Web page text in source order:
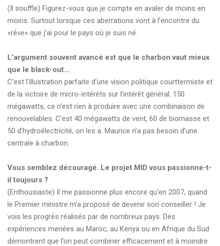
(Il souffle) Figurez-vous que je compte en avaler de moins en
moins. Surtout lorsque ces aberrations vont à l’encontre du
«rêve» que j’ai pour le pays où je suis né.
L’argument souvent avancé est que le charbon vaut mieux
que le black-out…
C’est l’illustration parfaite d’une vision politique courttermiste et
de la victoire de micro-intérêts sur l’intérêt général. 150
mégawatts, ce n’est rien à produire avec une combinaison de
renouvelables. C’est 40 mégawatts de vent, 60 de biomasse et
50 d’hydroélectricité, on les a. Maurice n’a pas besoin d’une
centrale à charbon.
Vous semblez découragé. Le projet MID vous passionne-t-
il toujours ?
(Enthousiaste) Il me passionne plus encore qu’en 2007, quand
le Premier ministre m’a proposé de devenir son conseiller ! Je
vois les progrès réalisés par de nombreux pays. Des
expériences menées au Maroc, au Kenya ou en Afrique du Sud
démontrent que l’on peut combiner efficacement et à moindre